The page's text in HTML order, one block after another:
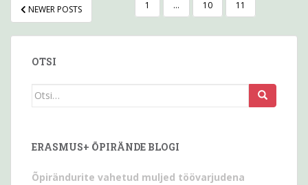
POSTITUSTE
LEHEKÜLJENDUS
NEWER POSTS 1 … 10 11
OTSI
Otsi
ERASMUS+ ÕPIRÄNDE BLOGI
Õpirändurite vahetud muljed töövarjudena